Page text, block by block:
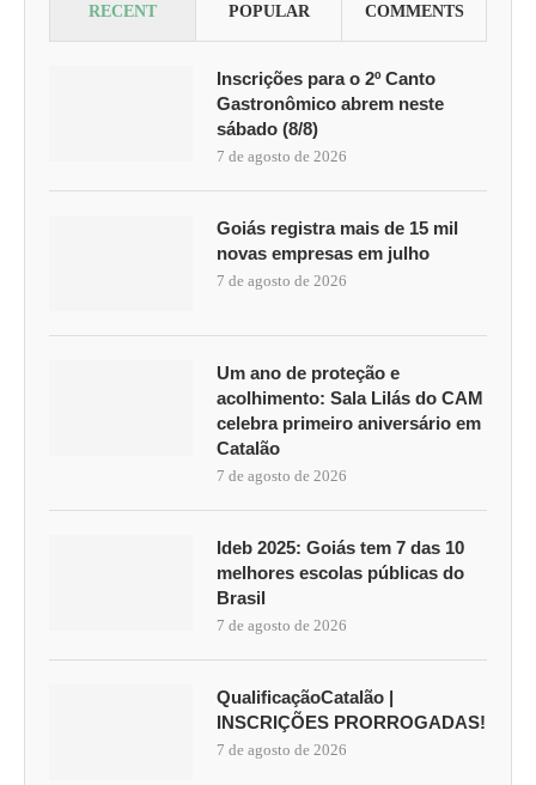
RECENT POPULAR COMMENTS
Inscrições para o 2º Canto
Gastronômico abrem neste
sábado (8/8)
7 de agosto de 2026
Goiás registra mais de 15 mil
novas empresas em julho
7 de agosto de 2026
Um ano de proteção e
acolhimento: Sala Lilás do CAM
celebra primeiro aniversário em
Catalão
7 de agosto de 2026
Ideb 2025: Goiás tem 7 das 10
melhores escolas públicas do
Brasil
7 de agosto de 2026
QualificaçãoCatalão |
INSCRIÇÕES PRORROGADAS!
7 de agosto de 2026